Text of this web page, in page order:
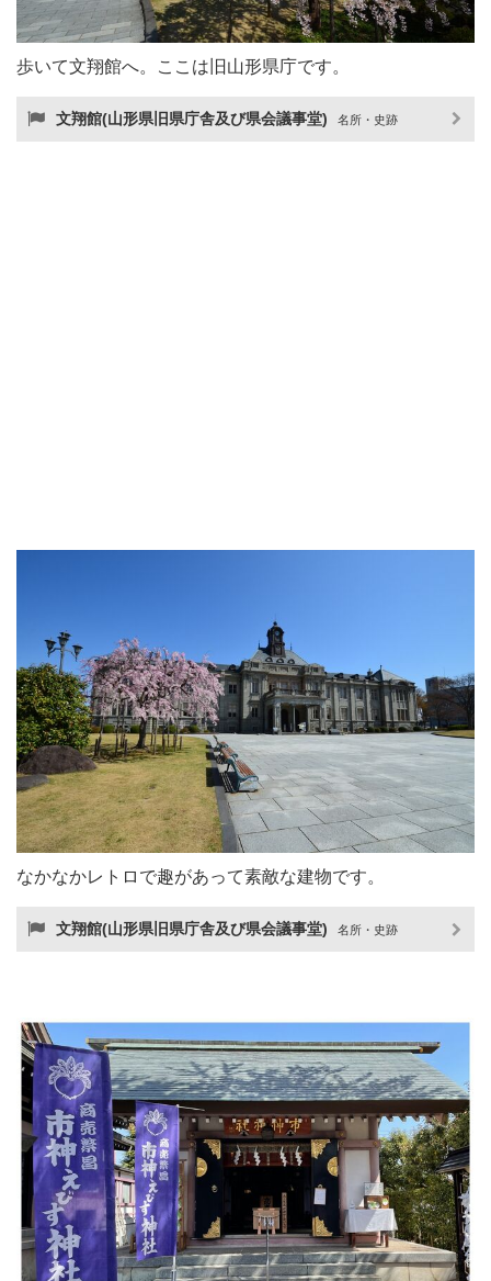
歩いて文翔館へ。ここは旧山形県庁です。
文翔館(山形県旧県庁舎及び県会議事堂) 名所・史跡
なかなかレトロで趣があって素敵な建物です。
文翔館(山形県旧県庁舎及び県会議事堂) 名所・史跡